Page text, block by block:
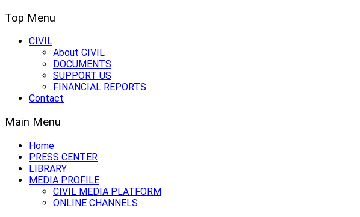
Top Menu
CIVIL
About CIVIL
DOCUMENTS
SUPPORT US
FINANCIAL REPORTS
Contact
Main Menu
Home
PRESS CENTER
LIBRARY
MEDIA PROFILE
CIVIL MEDIA PLATFORM
ONLINE CHANNELS